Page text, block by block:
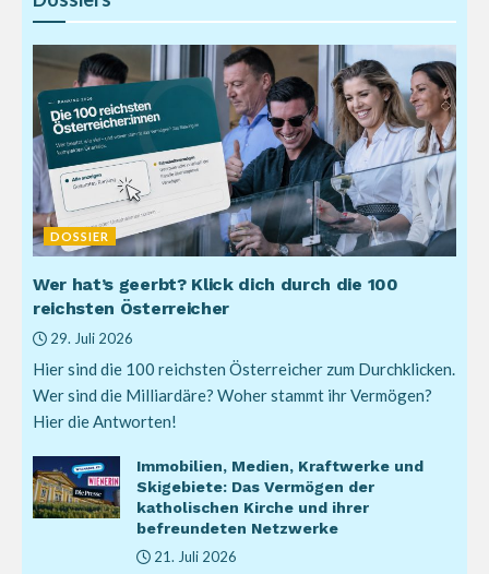
DOSSIER
Wer hat’s geerbt? Klick dich durch die 100
reichsten Österreicher
29. Juli 2026
Hier sind die 100 reichsten Österreicher zum Durchklicken.
Wer sind die Milliardäre? Woher stammt ihr Vermögen?
Hier die Antworten!
Immobilien, Medien, Kraftwerke und
Skigebiete: Das Vermögen der
katholischen Kirche und ihrer
befreundeten Netzwerke
21. Juli 2026